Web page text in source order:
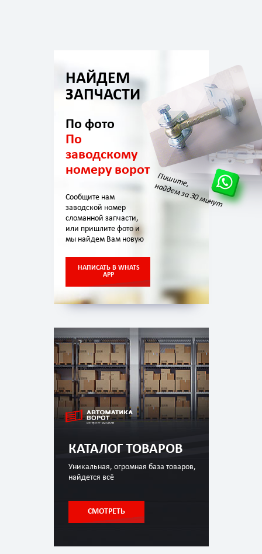
НАЙДЕМ
ЗАПЧАСТИ
По фото
По
заводскому
номеру ворот
Сообщите нам
заводской номер
сломанной запчасти,
или пришлите фото и
мы найдем Вам новую
НАПИСАТЬ В WHATS
APP
Пишите,
найдем за 30 минут
КАТАЛОГ ТОВАРОВ
Уникальная, огромная база товаров,
найдется всё
СМОТРЕТЬ